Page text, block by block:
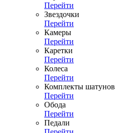
Перейти
Звездочки
Перейти
Камеры
Перейти
Каретки
Перейти
Колеса
Перейти
Комплекты шатунов
Перейти
Обода
Перейти
Педали